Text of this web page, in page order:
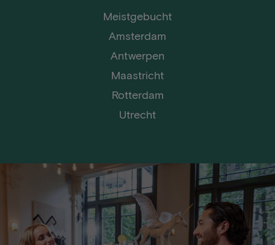
Meistgebucht
Amsterdam
Antwerpen
Maastricht
Rotterdam
Utrecht